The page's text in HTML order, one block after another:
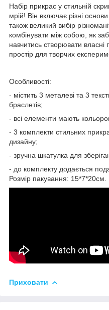
Набір прикрас у стильній
мрій! Він включає різні
також великий вибір
комбінувати між собою, як
навчитись створювати власні
простір для творчих
Особливості:
- містить 3 металеві та 3
браслетів;
- всі елементи мають
- 3 комплекти стильних
дизайну;
- зручна шкатулка для
- до комплекту додається
Розмір пакування: 15*7*20см.
Приховати